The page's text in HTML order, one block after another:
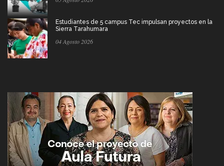
Estudiantes de 5 campus Tec impulsan proyectos en la
Sierra Tarahumara
04 Agosto 2026